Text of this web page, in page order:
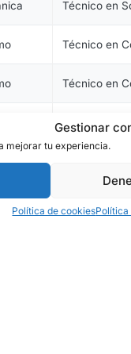
Gestionar
mejorar tu experiencia.
Política de cookies
Técnico en
Técnico en
Técnico en
Técnico en